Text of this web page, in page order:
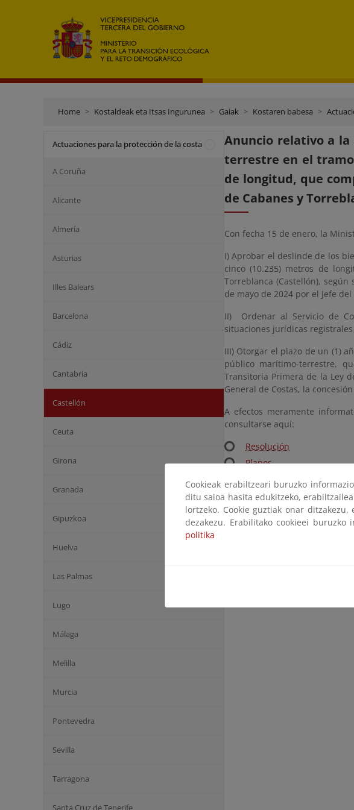
Home Kostaldeak eta Itsas Ingurunea Gaiak Kostaren babesa
Actuaciones para la protección de la costa
A Coruña
Alicante
Almería
Asturias
Illes Balears
Barcelona
Cádiz
Cantabria
Castellón
Ceuta
Girona
Granada
Gipuzkoa
Huelva
Las Palmas
Lugo
Málaga
Melilla
Murcia
Pontevedra
Sevilla
Tarragona
Santa Cruz de Tenerife
Anuncio relativo a
terrestre en el tramo
de longitud, que
de Cabanes y
Con fecha 15 de enero, la
I) Aprobar el deslinde de los
cinco (10.235) metros de
Torreblanca (Castellón),
de mayo de 2024 por el Jefe
II) Ordenar al Servicio de
situaciones jurídicas
III) Otorgar el plazo de un (1)
público marítimo-terrestre,
Transitoria Primera de la Ley
General de Costas, la
A efectos meramente
consultarse aquí:
Resolución
Planos
Anuncio BOE
Notificación BOE
Cookieak erabiltzeari buruzko
ditu saioa hasita edukitzeko,
lortzeko. Cookie guztiak onar
dezakezu. Erabilitako cookieei
politika